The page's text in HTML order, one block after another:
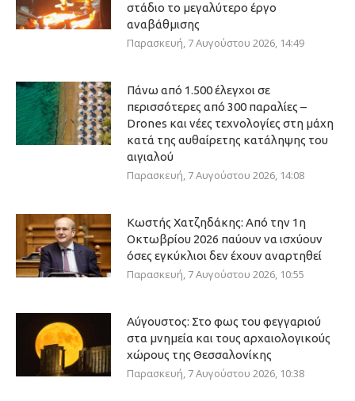
στάδιο το μεγαλύτερο έργο
αναβάθμισης
Παρασκευή, 7 Αυγούστου 2026, 14:49
Πάνω από 1.500 έλεγχοι σε
περισσότερες από 300 παραλίες –
Drones και νέες τεχνολογίες στη μάχη
κατά της αυθαίρετης κατάληψης του
αιγιαλού
Παρασκευή, 7 Αυγούστου 2026, 14:08
Κωστής Χατζηδάκης: Από την 1η
Οκτωβρίου 2026 παύουν να ισχύουν
όσες εγκύκλιοι δεν έχουν αναρτηθεί
Παρασκευή, 7 Αυγούστου 2026, 10:55
Αύγουστος: Στο φως του φεγγαριού
στα μνημεία και τους αρχαιολογικούς
χώρους της Θεσσαλονίκης
Παρασκευή, 7 Αυγούστου 2026, 10:38